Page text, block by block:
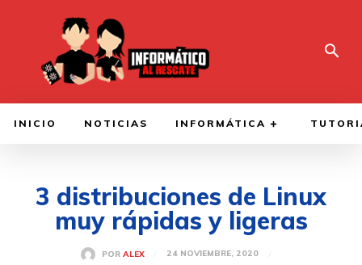
INICIO NOTICIAS INFORMÁTICA
3 distribuciones de Linux
muy rápidas y ligeras
POR ALEX
24 NOVIEMBRE, 2020